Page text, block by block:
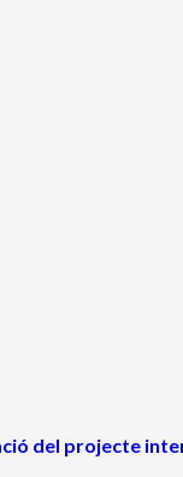
del projecte